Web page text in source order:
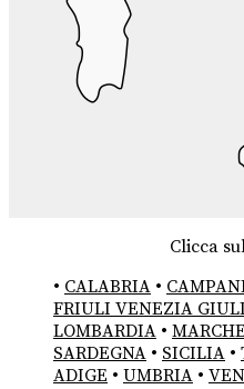
Clicca
• CALABRIA •
FRIULI VENEZIA
LOMBARDIA • MARCHE
SARDEGNA • SICILIA •
ADIGE • UMBRIA •